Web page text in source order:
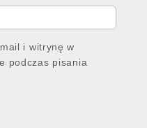
i witrynę w
podczas pisania